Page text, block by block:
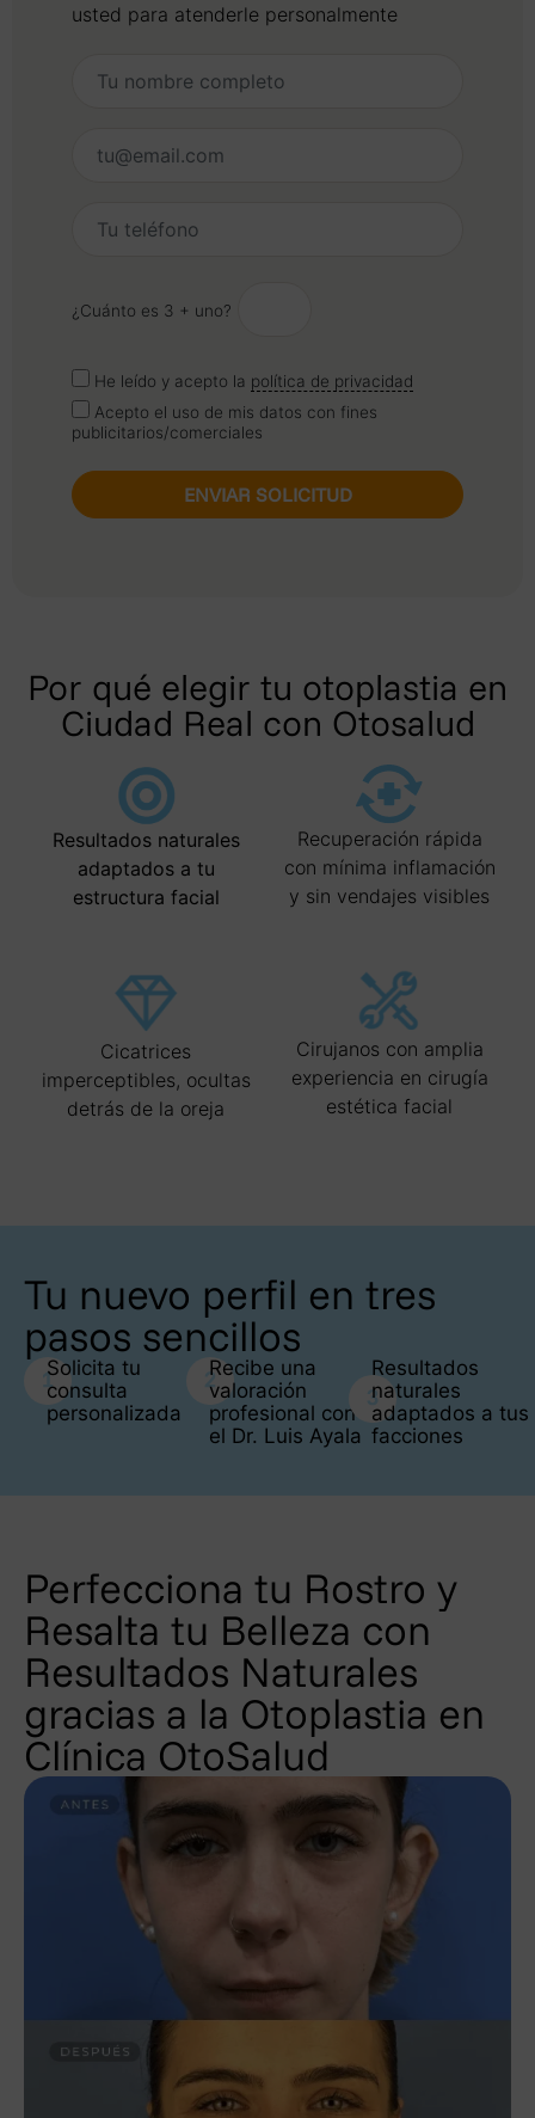
usted para atenderle personalmente
¿Cuánto es 3 + uno?
He leído y acepto la política de privacidad
Acepto el uso de mis datos con fines
publicitarios/comerciales
Por qué elegir tu otoplastia en
Ciudad Real con Otosalud​
Resultados naturales
adaptados a tu
estructura facial
Recuperación rápida
con mínima inflamación
y sin vendajes visibles
Cicatrices
imperceptibles, ocultas
detrás de la oreja
Cirujanos con amplia
experiencia en cirugía
estética facial
Tu nuevo perfil en tres
pasos sencillos
Solicita tu
consulta
personalizada
Recibe una
valoración
profesional con
el Dr. Luis Ayala
Resultados
naturales
adaptados a tus
facciones
Perfecciona tu Rostro y
Resalta tu Belleza con
Resultados Naturales
gracias a la Otoplastia en
Clínica OtoSalud